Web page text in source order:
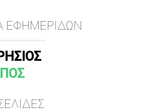
ΕΦΗΜΕΡΙΔΩΝ